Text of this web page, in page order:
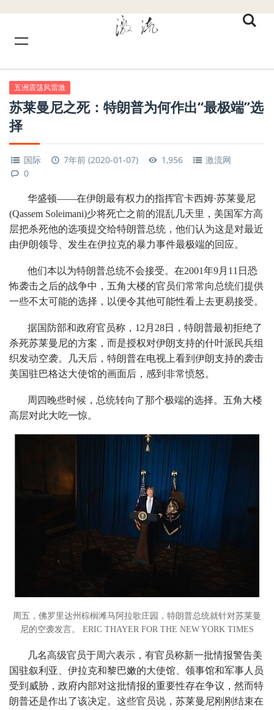
五洲震荡风雷激
苏莱曼尼之死：特朗普为何作出“最极端”选
择
国际 7年前 (2020-01-07) 1,956
激流网
0
华盛顿——在伊朗最有权力的指挥官卡西姆·苏莱曼尼
(Qassem Soleimani)少将死亡之前的混乱几天里，美国军方高
层把杀死他的选项提交给特朗普总统，他们认为这是对最近
由伊朗领导、发生在伊拉克的暴力事件最极端的回应。
他们本以为特朗普总统不会接受。在2001年9月11日恐
怖袭击之后的战争中，五角大楼的官员们常常向总统们提供
一些不太可能的选择，以便令其他可能性看上去更易接受。
据国防部和政府官员称，12月28日，特朗普最初拒绝了
杀死苏莱曼尼的方案，而是授权对伊朗支持的什叶派民兵组
织发动空袭。几天后，特朗普在电视上看到伊朗支持的袭击
美国驻巴格达大使馆的画面后，感到非常愤怒。
周四晚些时候，总统转向了那个极端的选择。五角大楼
高层对此大吃一惊。
周五，佛罗里达州棕榈滩马阿拉歌庄园，特朗普总统就针对苏莱曼
尼的空袭发言。 ERIC THAYER FOR THE NEW YORK TIMES
几名高级官员于周六表示，有官员称新一批情报警告美
国驻叙利亚、伊拉克和黎巴嫩的大使馆、领事馆和军事人员
受到威胁，政府内部对这批情报的重要性存在争议，然而特
朗普还是作出了该决定。这些官员说，苏莱曼尼刚刚结束在